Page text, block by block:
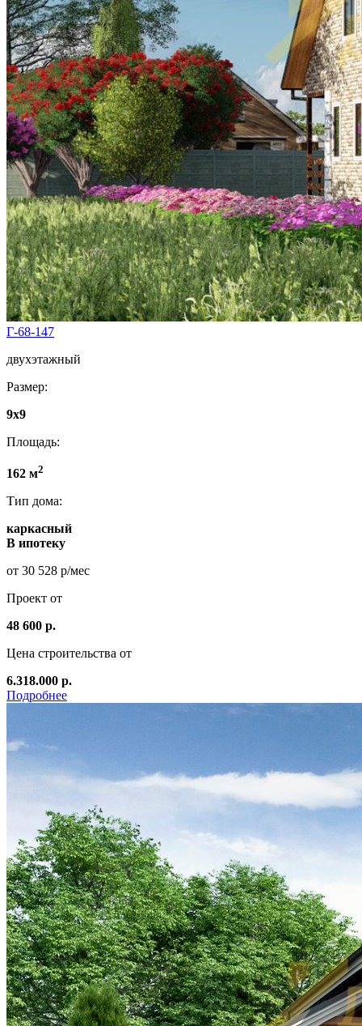
Г-68-147
двухэтажный
Размер:
9x9
Площадь:
162 м2
Тип дома:
каркасный
В ипотеку
от 30 528 р/мес
Проект от
48 600 р.
Цена строительства от
6.318.000 р.
Подробнее